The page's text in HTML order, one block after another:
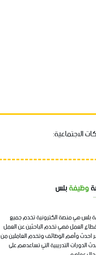
الاجتماعية:
وظيفةبلس
هي منصة الكترونية تخدم جميع
العمل فهي تخدم الباحثين عن العمل
احدث وأهم الوظائف وتخدم العاملين من
الدورات التدريبية التي تساعدهم على